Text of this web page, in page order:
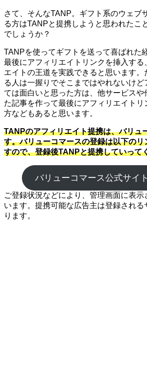
さて、そんなTANP。ギフト系のウェブ
る方はTANPと提携しようと思われたこ
でしょうか？
TANPを使ってギフトを送って喜ばれた
最後にアフィリエイトリンクを挿入する
エイトの王道を実践できると思います。
る人は一握りでそこまではやれないけど
ては面白いと思った方は、他サービスや
た記事を作って最後にアフィリエイトリ
方などもあると思います。
TANPのアフィリエイト提携は、バリュ
す。バリューコマースの登録は以下のリ
すので、登録後TANPと提携していって
バリューコマース公式サイ
ご登録状況などにより、管理画面に表
います。提携可能な広告主は登録される
ります。